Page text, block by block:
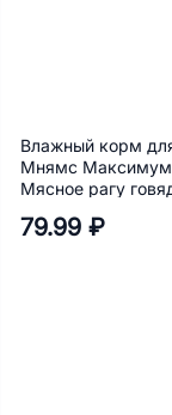
Влажный корм
Мнямс Максимум
Мясное рагу
79.99 ₽